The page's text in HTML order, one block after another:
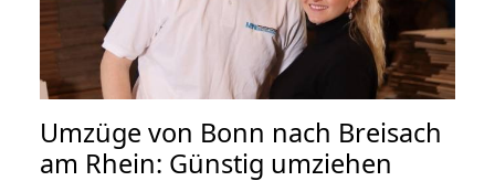
Umzüge von Bonn nach Breisach
am Rhein: Günstig umziehen